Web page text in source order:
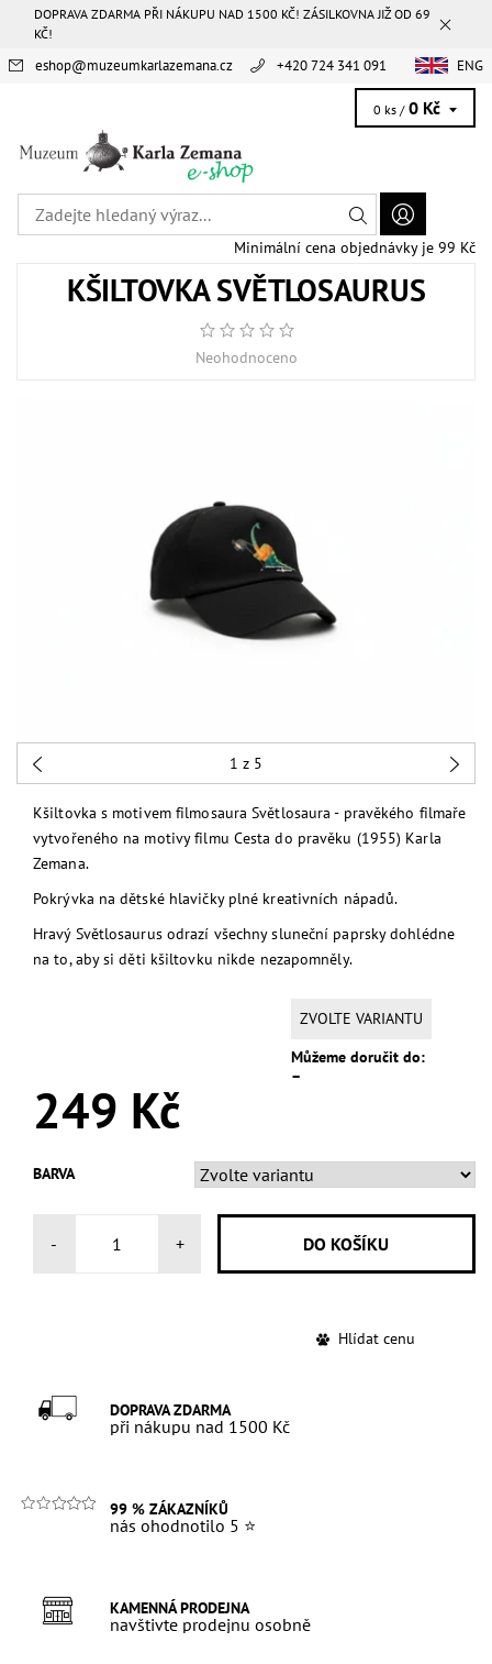
DOPRAVA ZDARMA PŘI NÁKUPU NAD 1500 KČ! ZÁSILKOVNA JIŽ OD 69
KČ!
+420 724 341 091
eshop@muzeumkarlazemana.cz ENG
0 ks / 0 Kč
Minimální cena objednávky je 99 Kč
KŠILTOVKA SVĚTLOSAURUS
Neohodnoceno
1 z 5
Kšiltovka s motivem filmosaura Světlosaura - pravěkého filmaře
vytvořeného na motivy filmu Cesta do pravěku (1955) Karla
Zemana.
Pokrývka na dětské hlavičky plné kreativních nápadů.
Hravý Světlosaurus odrazí všechny sluneční paprsky dohlédne
na to, aby si děti kšiltovku nikde nezapomněly.
ZVOLTE VARIANTU
Můžeme doručit do:
–
249 Kč
BARVA
- +
Hlídat cenu
DOPRAVA ZDARMA
při nákupu nad 1500 Kč
99 % ZÁKAZNÍKŮ
nás ohodnotilo 5 ⭐
KAMENNÁ PRODEJNA
navštivte prodejnu osobně